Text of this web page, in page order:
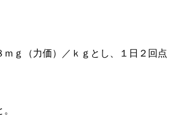
ｇ（力価）／ｋｇとし、１日２回点